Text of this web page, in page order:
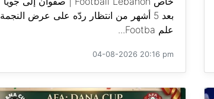
بعد 5 أشهر من انتظار ردّه على عرض النجمة
علم Footba...
04-08-2026 20:16 pm